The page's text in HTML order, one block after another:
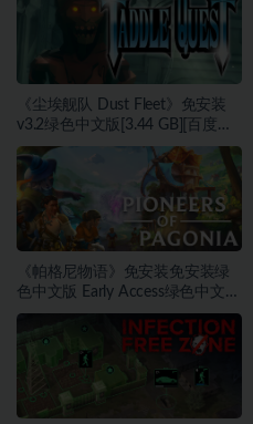
《尘埃舰队 Dust Fleet》免安装
v3.2绿色中文版[3.44 GB][百度网
盘]
《帕格尼物语》免安装免安装绿
色中文版 Early Access绿色中文版
[2.55 GB][百度网盘]